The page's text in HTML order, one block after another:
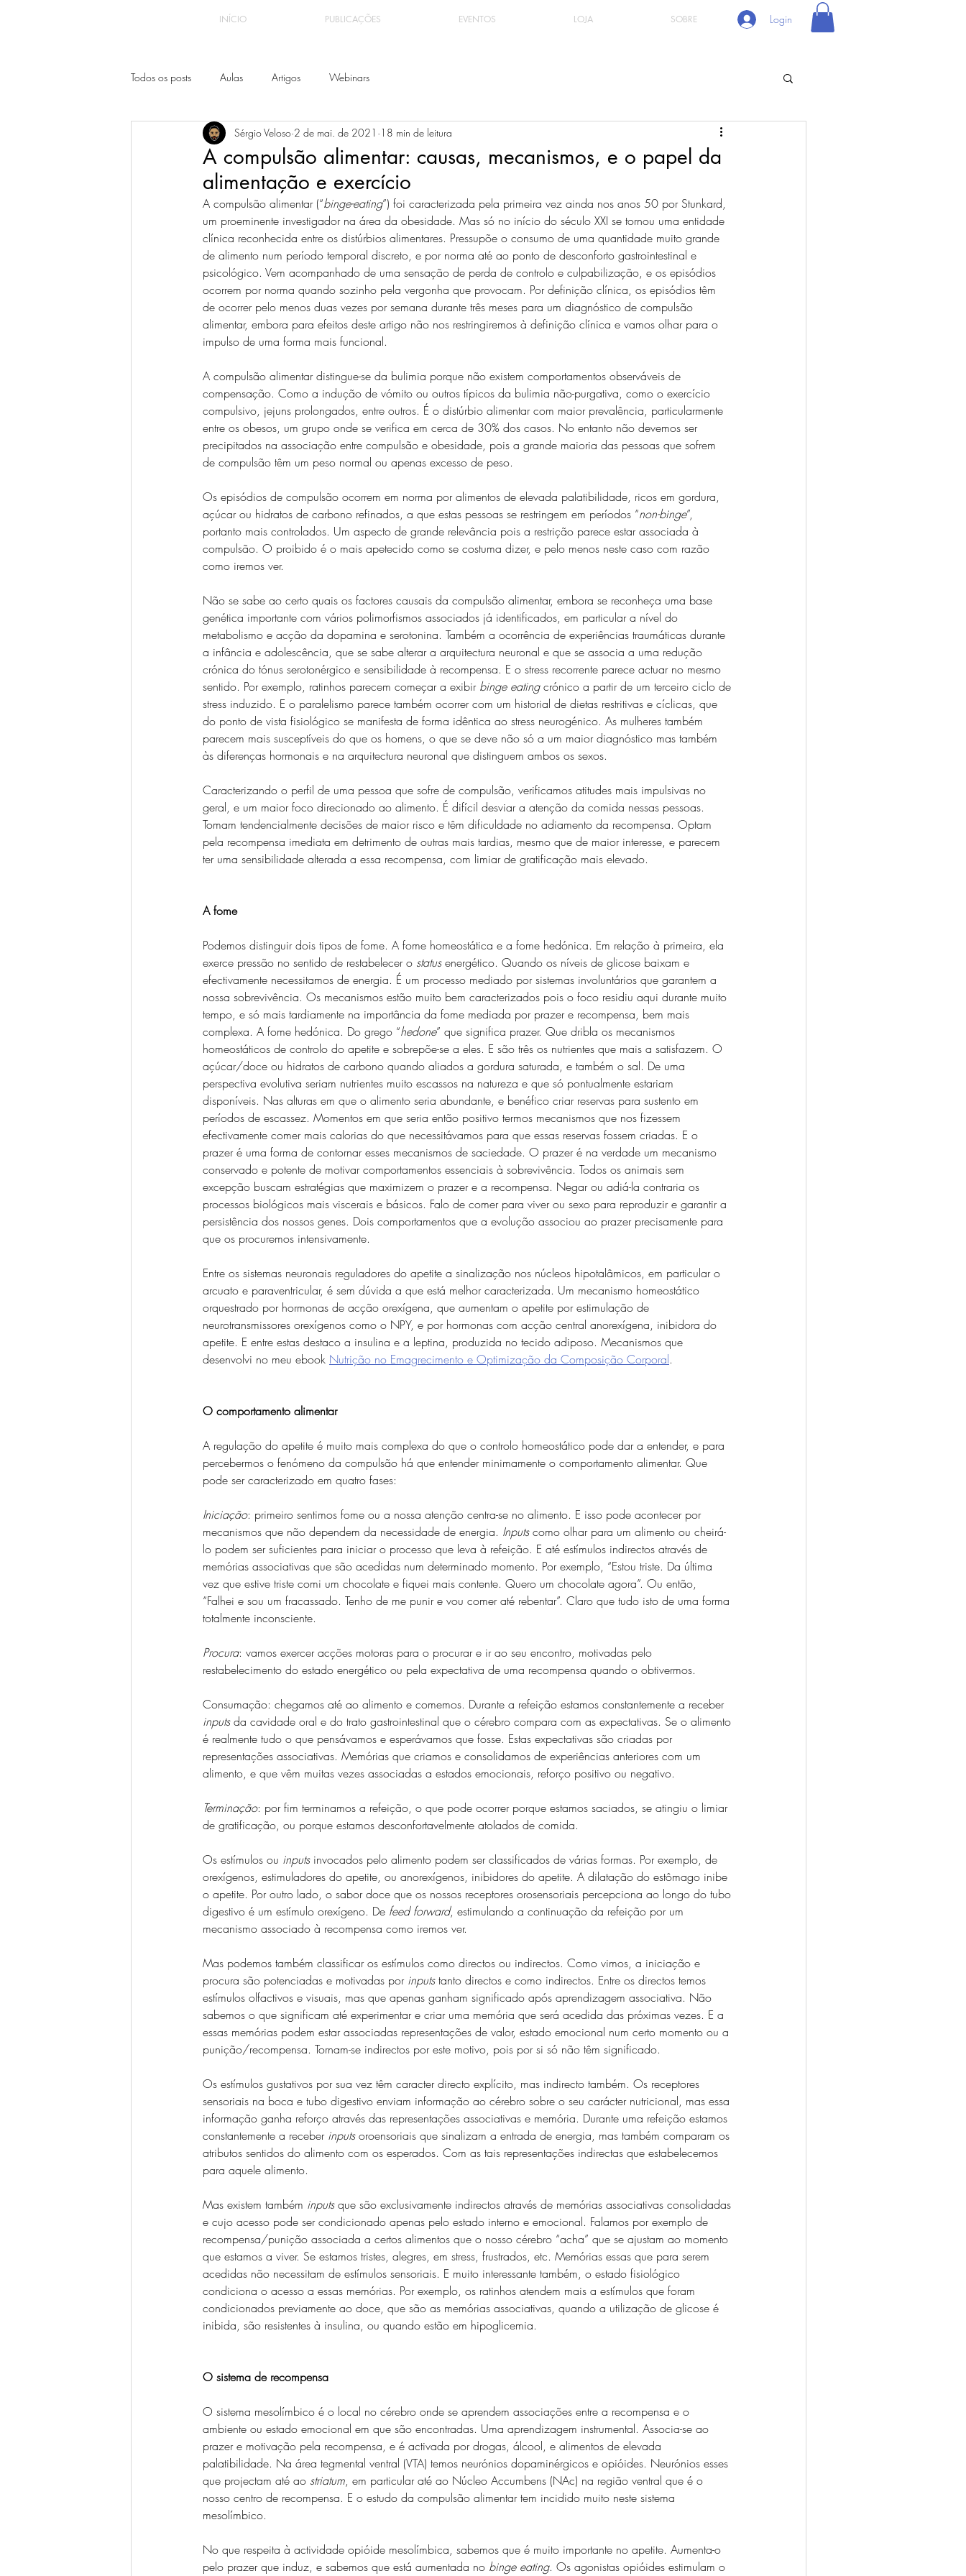
INÍCIO PUBLICAÇÕES EVENTOS LOJA SOBRE Login
Todos os posts Aulas Artigos Webinars
A compulsão alimentar: causas, mecanismos, e o papel da
alimentação e exercício
Sérgio Veloso 2 de mai. de 2021 18 min de leitura
A compulsão alimentar (“binge-eating”) foi caracterizada pela primeira vez ainda nos anos 50 por Stunkard,
um proeminente investigador na área da obesidade. Mas só no início do século XXI se tornou uma entidade
clínica reconhecida entre os distúrbios alimentares. Pressupõe o consumo de uma quantidade muito grande
de alimento num período temporal discreto, e por norma até ao ponto de desconforto gastrointestinal e
psicológico. Vem acompanhado de uma sensação de perda de controlo e culpabilização, e os episódios
ocorrem por norma quando sozinho pela vergonha que provocam. Por definição clínica, os episódios têm
de ocorrer pelo menos duas vezes por semana durante três meses para um diagnóstico de compulsão
alimentar, embora para efeitos deste artigo não nos restringiremos à definição clínica e vamos olhar para o
impulso de uma forma mais funcional.
A compulsão alimentar distingue-se da bulimia porque não existem comportamentos observáveis de
compensação. Como a indução de vómito ou outros típicos da bulimia não-purgativa, como o exercício
compulsivo, jejuns prolongados, entre outros. É o distúrbio alimentar com maior prevalência, particularmente
entre os obesos, um grupo onde se verifica em cerca de 30% dos casos. No entanto não devemos ser
precipitados na associação entre compulsão e obesidade, pois a grande maioria das pessoas que sofrem
de compulsão têm um peso normal ou apenas excesso de peso.
Os episódios de compulsão ocorrem em norma por alimentos de elevada palatibilidade, ricos em gordura,
açúcar ou hidratos de carbono refinados, a que estas pessoas se restringem em períodos “non-binge”,
portanto mais controlados. Um aspecto de grande relevância pois a restrição parece estar associada à
compulsão. O proibido é o mais apetecido como se costuma dizer, e pelo menos neste caso com razão
como iremos ver.
Não se sabe ao certo quais os factores causais da compulsão alimentar, embora se reconheça uma base
genética importante com vários polimorfismos associados já identificados, em particular a nível do
metabolismo e acção da dopamina e serotonina. Também a ocorrência de experiências traumáticas durante
a infância e adolescência, que se sabe alterar a arquitectura neuronal e que se associa a uma redução
crónica do tónus serotonérgico e sensibilidade à recompensa. E o stress recorrente parece actuar no mesmo
sentido. Por exemplo, ratinhos parecem começar a exibir binge eating crónico a partir de um terceiro ciclo de
stress induzido. E o paralelismo parece também ocorrer com um historial de dietas restritivas e cíclicas, que
do ponto de vista fisiológico se manifesta de forma idêntica ao stress neurogénico. As mulheres também
parecem mais susceptíveis do que os homens, o que se deve não só a um maior diagnóstico mas também
às diferenças hormonais e na arquitectura neuronal que distinguem ambos os sexos.
Caracterizando o perfil de uma pessoa que sofre de compulsão, verificamos atitudes mais impulsivas no
geral, e um maior foco direcionado ao alimento. É difícil desviar a atenção da comida nessas pessoas.
Tomam tendencialmente decisões de maior risco e têm dificuldade no adiamento da recompensa. Optam
pela recompensa imediata em detrimento de outras mais tardias, mesmo que de maior interesse, e parecem
ter uma sensibilidade alterada a essa recompensa, com limiar de gratificação mais elevado.
A fome
Podemos distinguir dois tipos de fome. A fome homeostática e a fome hedónica. Em relação à primeira, ela
exerce pressão no sentido de restabelecer o status energético. Quando os níveis de glicose baixam e
efectivamente necessitamos de energia. É um processo mediado por sistemas involuntários que garantem a
nossa sobrevivência. Os mecanismos estão muito bem caracterizados pois o foco residiu aqui durante muito
tempo, e só mais tardiamente na importância da fome mediada por prazer e recompensa, bem mais
complexa. A fome hedónica. Do grego “hedone” que significa prazer. Que dribla os mecanismos
homeostáticos de controlo do apetite e sobrepõe-se a eles. E são três os nutrientes que mais a satisfazem. O
açúcar/doce ou hidratos de carbono quando aliados a gordura saturada, e também o sal. De uma
perspectiva evolutiva seriam nutrientes muito escassos na natureza e que só pontualmente estariam
disponíveis. Nas alturas em que o alimento seria abundante, e benéfico criar reservas para sustento em
períodos de escassez. Momentos em que seria então positivo termos mecanismos que nos fizessem
efectivamente comer mais calorias do que necessitávamos para que essas reservas fossem criadas. E o
prazer é uma forma de contornar esses mecanismos de saciedade. O prazer é na verdade um mecanismo
conservado e potente de motivar comportamentos essenciais à sobrevivência. Todos os animais sem
excepção buscam estratégias que maximizem o prazer e a recompensa. Negar ou adiá-la contraria os
processos biológicos mais viscerais e básicos. Falo de comer para viver ou sexo para reproduzir e garantir a
persistência dos nossos genes. Dois comportamentos que a evolução associou ao prazer precisamente para
que os procuremos intensivamente.
Entre os sistemas neuronais reguladores do apetite a sinalização nos núcleos hipotalâmicos, em particular o
arcuato e paraventricular, é sem dúvida a que está melhor caracterizada. Um mecanismo homeostático
orquestrado por hormonas de acção orexígena, que aumentam o apetite por estimulação de
neurotransmissores orexígenos como o NPY, e por hormonas com acção central anorexígena, inibidora do
apetite. E entre estas destaco a insulina e a leptina, produzida no tecido adiposo. Mecanismos que
desenvolvi no meu ebook Nutrição no Emagrecimento e Optimização da Composição Corporal.
O comportamento alimentar
A regulação do apetite é muito mais complexa do que o controlo homeostático pode dar a entender, e para
percebermos o fenómeno da compulsão há que entender minimamente o comportamento alimentar. Que
pode ser caracterizado em quatro fases:
Iniciação: primeiro sentimos fome ou a nossa atenção centra-se no alimento. E isso pode acontecer por
mecanismos que não dependem da necessidade de energia. Inputs como olhar para um alimento ou cheirá-
lo podem ser suficientes para iniciar o processo que leva à refeição. E até estímulos indirectos através de
memórias associativas que são acedidas num determinado momento. Por exemplo, “Estou triste. Da última
vez que estive triste comi um chocolate e fiquei mais contente. Quero um chocolate agora”. Ou então,
“Falhei e sou um fracassado. Tenho de me punir e vou comer até rebentar”. Claro que tudo isto de uma forma
totalmente inconsciente.
Procura: vamos exercer acções motoras para o procurar e ir ao seu encontro, motivadas pelo
restabelecimento do estado energético ou pela expectativa de uma recompensa quando o obtivermos.
Consumação: chegamos até ao alimento e comemos. Durante a refeição estamos constantemente a receber
inputs da cavidade oral e do trato gastrointestinal que o cérebro compara com as expectativas. Se o alimento
é realmente tudo o que pensávamos e esperávamos que fosse. Estas expectativas são criadas por
representações associativas. Memórias que criamos e consolidamos de experiências anteriores com um
alimento, e que vêm muitas vezes associadas a estados emocionais, reforço positivo ou negativo.
Terminação: por fim terminamos a refeição, o que pode ocorrer porque estamos saciados, se atingiu o limiar
de gratificação, ou porque estamos desconfortavelmente atolados de comida.
Os estímulos ou inputs invocados pelo alimento podem ser classificados de várias formas. Por exemplo, de
orexígenos, estimuladores do apetite, ou anorexígenos, inibidores do apetite. A dilatação do estômago inibe
o apetite. Por outro lado, o sabor doce que os nossos receptores orosensoriais percepciona ao longo do tubo
digestivo é um estímulo orexígeno. De feed forward, estimulando a continuação da refeição por um
mecanismo associado à recompensa como iremos ver.
Mas podemos também classificar os estímulos como directos ou indirectos. Como vimos, a iniciação e
procura são potenciadas e motivadas por inputs tanto directos e como indirectos. Entre os directos temos
estímulos olfactivos e visuais, mas que apenas ganham significado após aprendizagem associativa. Não
sabemos o que significam até experimentar e criar uma memória que será acedida das próximas vezes. E a
essas memórias podem estar associadas representações de valor, estado emocional num certo momento ou a
punição/recompensa. Tornam-se indirectos por este motivo, pois por si só não têm significado.
Os estímulos gustativos por sua vez têm caracter directo explícito, mas indirecto também. Os receptores
sensoriais na boca e tubo digestivo enviam informação ao cérebro sobre o seu carácter nutricional, mas essa
informação ganha reforço através das representações associativas e memória. Durante uma refeição estamos
constantemente a receber inputs oroensoriais que sinalizam a entrada de energia, mas também comparam os
atributos sentidos do alimento com os esperados. Com as tais representações indirectas que estabelecemos
para aquele alimento.
Mas existem também inputs que são exclusivamente indirectos através de memórias associativas consolidadas
e cujo acesso pode ser condicionado apenas pelo estado interno e emocional. Falamos por exemplo de
recompensa/punição associada a certos alimentos que o nosso cérebro “acha” que se ajustam ao momento
que estamos a viver. Se estamos tristes, alegres, em stress, frustrados, etc. Memórias essas que para serem
acedidas não necessitam de estímulos sensoriais. E muito interessante também, o estado fisiológico
condiciona o acesso a essas memórias. Por exemplo, os ratinhos atendem mais a estímulos que foram
condicionados previamente ao doce, que são as memórias associativas, quando a utilização de glicose é
inibida, são resistentes à insulina, ou quando estão em hipoglicemia.
O sistema de recompensa
O sistema mesolímbico é o local no cérebro onde se aprendem associações entre a recompensa e o
ambiente ou estado emocional em que são encontradas. Uma aprendizagem instrumental. Associa-se ao
prazer e motivação pela recompensa, e é activada por drogas, álcool, e alimentos de elevada
palatibilidade. Na área tegmental ventral (VTA) temos neurónios dopaminérgicos e opióides. Neurónios esses
que projectam até ao striatum, em particular até ao Núcleo Accumbens (NAc) na região ventral que é o
nosso centro de recompensa. E o estudo da compulsão alimentar tem incidido muito neste sistema
mesolímbico.
No que respeita à actividade opióide mesolímbica, sabemos que é muito importante no apetite. Aumenta-o
pelo prazer que induz, e sabemos que está aumentada no binge eating. Os agonistas opióides estimulam o